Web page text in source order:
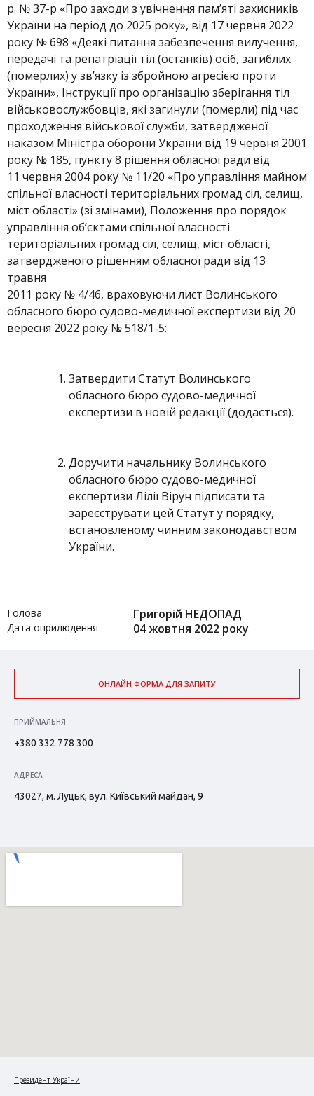
р. № 37-р «Про заходи з увічнення пам’яті захисників
України на період до 2025 року», від 17 червня 2022
року № 698 «Деякі питання забезпечення вилучення,
передачі та репатріації тіл (останків) осіб, загиблих
(померлих) у зв’язку із збройною агресією проти
України», Інструкції про організацію зберігання тіл
військовослужбовців, які загинули (померли) під час
проходження військової служби, затвердженої
наказом Міністра оборони України від 19 червня 2001
року № 185, пункту 8 рішення обласної ради від
11 червня 2004 року № 11/20 «Про управління майном
спільної власності територіальних громад сіл, селищ,
міст області» (зі змінами), Положення про порядок
управління об’єктами спільної власності
територіальних громад сіл, селищ, міст області,
затвердженого рішенням обласної ради від 13
травня
2011 року № 4/46, враховуючи лист Волинського
обласного бюро судово-медичної експертизи від 20
вересня 2022 року № 518/1-5:
Затвердити Статут Волинського
обласного бюро судово-медичної
експертизи в новій редакції (додається).
Доручити начальнику Волинського
обласного бюро судово-медичної
експертизи Лілії Вірун підписати та
зареєструвати цей Статут у порядку,
встановленому чинним законодавством
України.
Голова Григорій НЕДОПАД
Дата оприлюдення 04 жовтня 2022 року
ОНЛАЙН ФОРМА ДЛЯ ЗАПИТУ
ПРИЙМАЛЬНЯ
+380 332 778 300
АДРЕСА
43027, м. Луцьк, вул. Київський майдан, 9
Президент України